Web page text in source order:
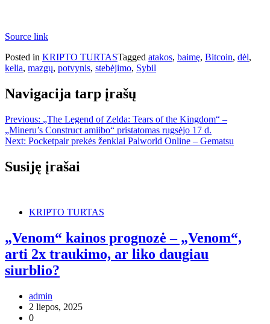
Source link
Posted in KRIPTO TURTASTagged atakos, baimę, Bitcoin, dėl,
kelia, mazgų, potvynis, stebėjimo, Sybil
Navigacija tarp įrašų
Previous: „The Legend of Zelda: Tears of the Kingdom“ –
„Mineru’s Construct amiibo“ pristatomas rugsėjo 17 d.
Next: Pocketpair prekės ženklai Palworld Online – Gematsu
Susiję įrašai
KRIPTO TURTAS
„Venom“ kainos prognozė – „Venom“,
arti 2x traukimo, ar liko daugiau
siurblio?
admin
2 liepos, 2025
0